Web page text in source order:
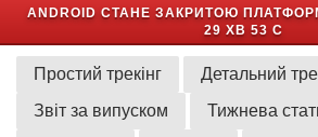
ANDROID СТАНЕ ЗАКРИТОЮ
29 ХВ 53 С
Простий трекінг Детальний
Звіт за випуском
Тижнева